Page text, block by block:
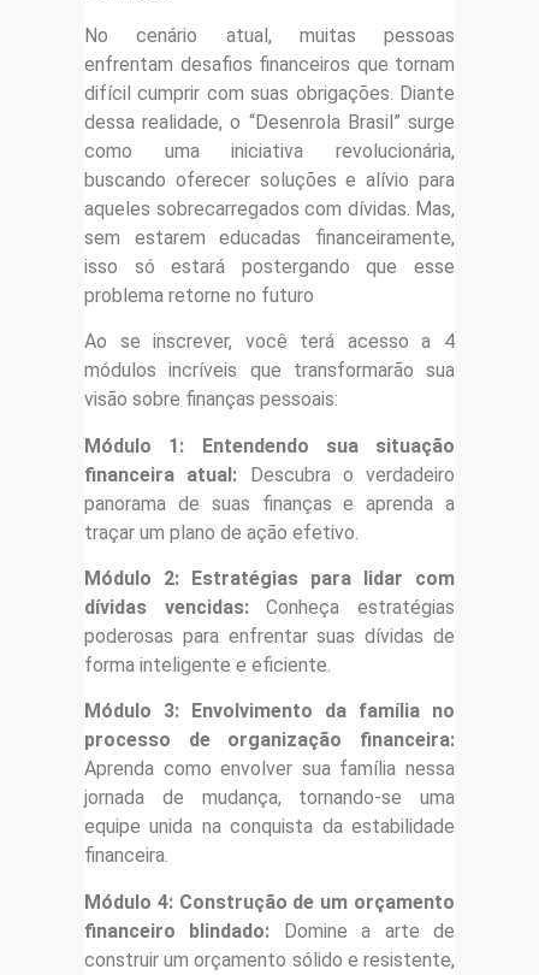
No cenário atual, muitas pessoas
enfrentam desafios financeiros que tornam
difícil cumprir com suas obrigações. Diante
dessa realidade, o “Desenrola Brasil” surge
como uma iniciativa revolucionária,
buscando oferecer soluções e alívio para
aqueles sobrecarregados com dívidas. Mas,
sem estarem educadas financeiramente,
isso só estará postergando que esse
problema retorne no futuro
Ao se inscrever, você terá acesso a 4
módulos incríveis que transformarão sua
visão sobre finanças pessoais:
Módulo 1: Entendendo sua situação
financeira atual: Descubra o verdadeiro
panorama de suas finanças e aprenda a
traçar um plano de ação efetivo.
Módulo 2: Estratégias para lidar com
dívidas vencidas:Conheça estratégias
poderosas para enfrentar suas dívidas de
forma inteligente e eficiente.
Módulo 3: Envolvimento da família no
processo de organização financeira:
Aprenda como envolver sua família nessa
jornada de mudança, tornando-se uma
equipe unida na conquista da estabilidade
financeira.
Módulo 4: Construção de um orçamento
financeiro blindado: Domine a arte de
construir um orçamento sólido e resistente,